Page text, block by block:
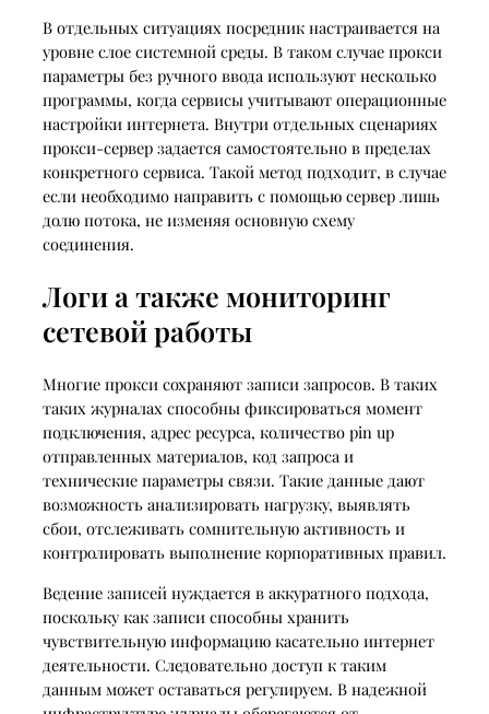
В отдельных ситуациях посредник настраивается на
уровне слое системной среды. В таком случае прокси
параметры без ручного ввода используют несколько
программы, когда сервисы учитывают операционные
настройки интернета. Внутри отдельных сценариях
прокси-сервер задается самостоятельно в пределах
конкретного сервиса. Такой метод подходит, в случае
если необходимо направить с помощью сервер лишь
долю потока, не изменяя основную схему
соединения.
Логи а также мониторинг
сетевой работы
Многие прокси сохраняют записи запросов. В таких
таких журналах способны фиксироваться момент
подключения, адрес ресурса, количество pin up
отправленных материалов, код запроса и
технические параметры связи. Такие данные дают
возможность анализировать нагрузку, выявлять
сбои, отслеживать сомнительную активность и
контролировать выполнение корпоративных правил.
Ведение записей нуждается в аккуратного подхода,
поскольку как записи способны хранить
чувствительную информацию касательно интернет
деятельности. Следовательно доступ к таким
данным может оставаться регулируем. В надежной